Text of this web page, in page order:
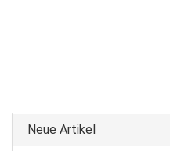
Neue Artikel